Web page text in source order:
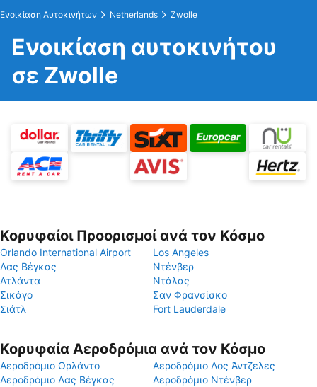
Ενοικίαση Αυτοκινήτων Netherlands Zwolle
Ενοικίαση αυτοκινήτου
σε Zwolle
Κορυφαίοι Προορισμοί ανά τον Κόσμο
Orlando International Airport
Los Angeles
Λας Βέγκας
Ντένβερ
Ατλάντα
Ντάλας
Σικάγο
Σαν Φρανσίσκο
Σιάτλ
Fort Lauderdale
Κορυφαία Αεροδρόμια ανά τον Κόσμο
Αεροδρόμιο Ορλάντο
Αεροδρόμιο Λος Άντζελες
Αεροδρόμιο Λας Βέγκας
Αεροδρόμιο Ντένβερ